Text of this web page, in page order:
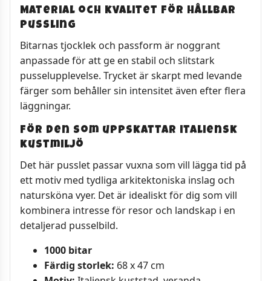
Material och kvalitet för hållbar
pussling
Bitarnas tjocklek och passform är noggrant
anpassade för att ge en stabil och slitstark
pusselupplevelse. Trycket är skarpt med levande
färger som behåller sin intensitet även efter flera
läggningar.
För den som uppskattar italiensk
kustmiljö
Det här pusslet passar vuxna som vill lägga tid på
ett motiv med tydliga arkitektoniska inslag och
natursköna vyer. Det är idealiskt för dig som vill
kombinera intresse för resor och landskap i en
detaljerad pusselbild.
1000 bitar
Färdig storlek: 68 x 47 cm